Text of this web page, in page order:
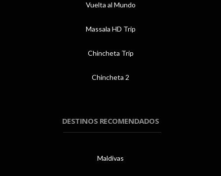
Vuelta al Mundo
Massala HD Trip
Chincheta Trip
Chincheta 2
DESTINOS RECOMENDADOS
Maldivas